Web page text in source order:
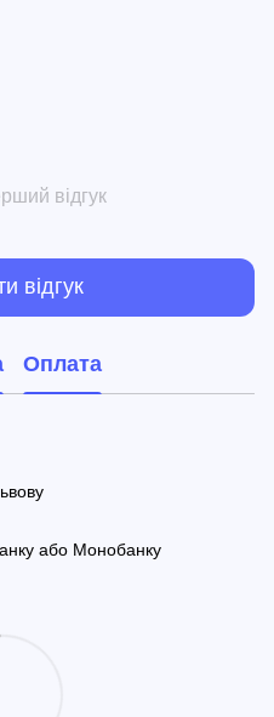
відгук
відгук
Оплата
або Монобанку